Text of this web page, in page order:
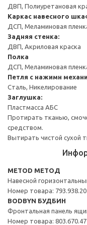
ДВП, Полиуретановая
Каркас навесного
ДСП, Меламиновая
Задняя стенка:
ДВП, Акриловая краска
Полка
ДСП, Меламиновая
Петля с нажимн
Сталь, Никелирование
Заглушка:
Пластмасса АБС
Протирать тканью,
средством.
Вытирать чистой сухой
METOD МЕТОД
Навесной
Номер товара: 793.938.20
BODBYN БУДБИН
Фронтальная панель
Номер товара: 803.670.47